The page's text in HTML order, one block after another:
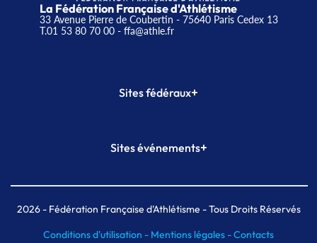
La Fédération Française d'Athlétisme
33 Avenue Pierre de Coubertin - 75640 Paris Cedex 13
T.01 53 80 70 00- ffa@athle.fr
Sites fédéraux+
Plateforme Formation
Sites événements+
Meeting de Paris indoor
MAIF Ekiden de Paris
2026- Fédération Française d'Athlétisme - Tous Droits Réservés
Conditions d'utilisation - Mentions légales -Contacts